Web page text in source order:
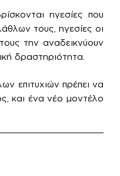
ηγεσίες που
τους, ηγεσίες οι
την αναδεικνύουν
δραστηριότητα.
επιτυχιών πρέπει να
και ένα νέο μοντέλο